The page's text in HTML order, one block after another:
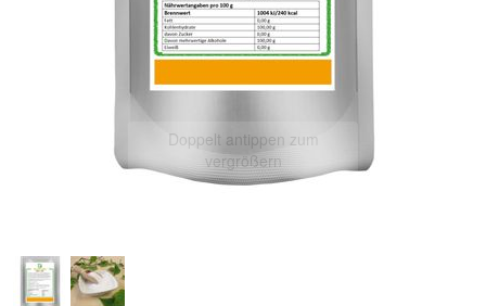
Doppelt antippen zum
vergrößern